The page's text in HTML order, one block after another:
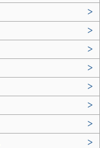
>
>
>
>
>
>
>
>